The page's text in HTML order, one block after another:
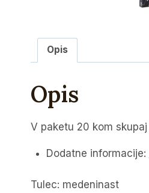
Opis
Opis
V paketu 20 kom skupaj
Dodatne informacije:
Tulec: medeninast